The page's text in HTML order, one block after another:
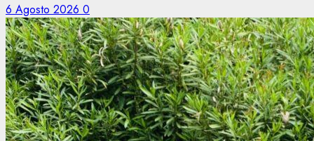
6 Agosto 2026 0